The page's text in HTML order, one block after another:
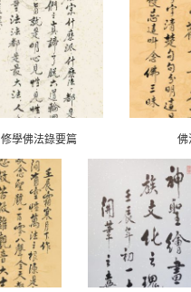
修學佛法錄要篇 佛